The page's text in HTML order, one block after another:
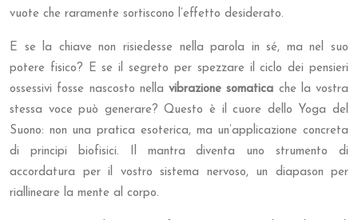
vuote che raramente sortiscono l’effetto desiderato.
E se la chiave non risiedesse nella parola in sé, ma nel suo
potere fisico? E se il segreto per spezzare il ciclo dei pensieri
ossessivi fosse nascosto nella vibrazione somatica che la vostra
stessa voce può generare? Questo è il cuore dello Yoga del
Suono: non una pratica esoterica, ma un’applicazione concreta
di principi biofisici. Il mantra diventa uno strumento di
accordatura per il vostro sistema nervoso, un diapason per
riallineare la mente al corpo.